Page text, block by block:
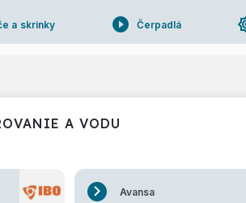
a skrinky play_circle_filled Čerpadlá
A VODU
Avansa